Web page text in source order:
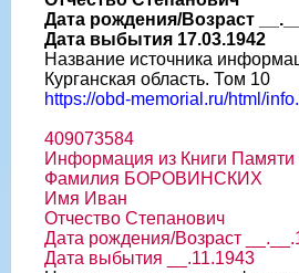
Дата рождения/Возраст
Дата выбытия 17.03.1942
Название источника
Курганская область. Том 10
https://obd-memorial.ru/html/
409073584
Информация из Книги Памяти
Фамилия БОРОВИНСКИХ
Имя Иван
Отчество Степанович
Дата рождения/Возраст
Дата выбытия __.11.1943